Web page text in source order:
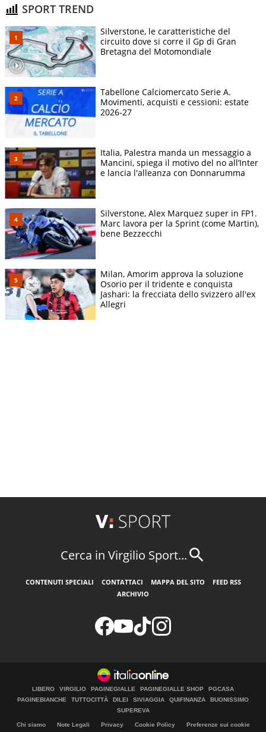
SPORT TREND
Silverstone, le caratteristiche del
circuito dove si corre il Gp di Gran
Bretagna del Motomondiale
Tabellone Calciomercato Serie A.
Movimenti, acquisti e cessioni: estate
2026-27
Italia, Palestra manda un messaggio a
Mancini, spiega il motivo del no all’Inter
e lancia l'alleanza con Donnarumma
Silverstone, Alex Marquez super in FP1.
Marc lavora per la Sprint (come Martin),
bene Bezzecchi
Milan, Amorim approva la soluzione
Osorio per il tridente e conquista
Jashari: la frecciata dello svizzero all'ex
Allegri
Cerca in Virgilio Sport...
CONTENUTI SPECIALI CONTATTACI MAPPA DEL SITO
FEED RSS
ARCHIVIO
LIBERO VIRGILIO PAGINEGIALLE PAGINEGIALLE SHOP
PGCASA
PAGINEBIANCHE
TUTTOCITTÀ DILEI SIVIAGGIA QUIFINANZA
BUONISSIMO
SUPEREVA
Chi siamo Note Legali Privacy Cookie Policy
Preferenze sui cookie